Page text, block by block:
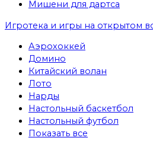
Мишени для дартса
Игротека и игры на открытом
Аэрохоккей
Домино
Китайский волан
Лото
Нарды
Настольный баскетбол
Настольный футбол
Показать все